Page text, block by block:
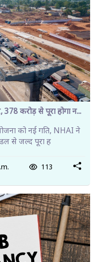
378 करोड़ से पूरा होगा न...
को नई गति, NHAI ने
से जल्द पूरा ह
113